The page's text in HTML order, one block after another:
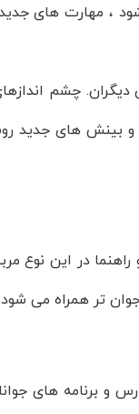
، مهارت های
دیگران. چشم
های جدید
در این نوع
جوان تر همراه می
برنامه های